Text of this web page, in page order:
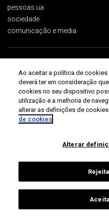
pessoas ua
sociedade
comunicação e media
Universidade de Aveiro 2026
Ao aceitar a política de
deverá ter em consideração
cookies no seu dispositivo
utilização e a melhoria de
alterar as definições de
de cookies
Alterar